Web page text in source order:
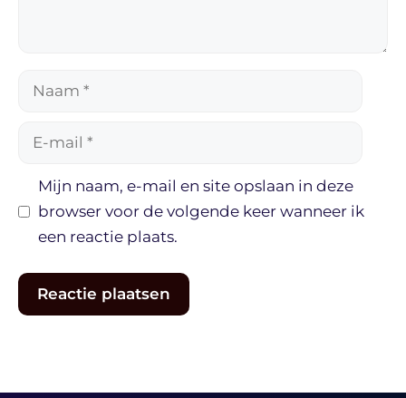
Naam
Mijn naam, e-mail en site opslaan in deze
browser voor de volgende keer wanneer ik
een reactie plaats.